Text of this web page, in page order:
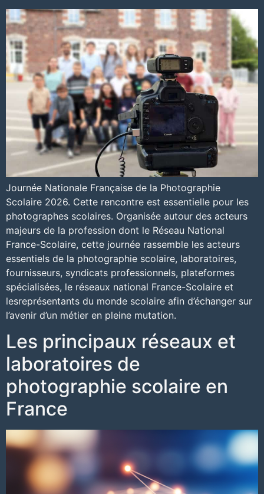
Journée Nationale Française de la Photographie
Scolaire 2026. Cette rencontre est essentielle pour les
photographes scolaires. Organisée autour des acteurs
majeurs de la profession dont le Réseau National
France-Scolaire, cette journée rassemble les acteurs
essentiels de la photographie scolaire, laboratoires,
fournisseurs, syndicats professionnels, plateformes
spécialisées, le réseaux national France-Scolaire et
lesreprésentants du monde scolaire afin d’échanger sur
l’avenir d’un métier en pleine mutation.
Les principaux réseaux et
laboratoires de
photographie scolaire en
France